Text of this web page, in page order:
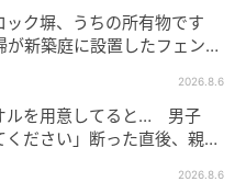
ック塀、うちの所有物です
新築庭に設置したフェン
2026.8.6
ルを用意してると… 男子
ください」断った直後、親が
2026.8.6